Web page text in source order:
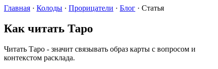
Главная · Колоды · Прорицатели · Блог · Статья
Как читать Таро
Читать Таро - значит связывать образ карты с вопросом и
контекстом расклада.